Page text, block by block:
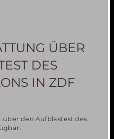
ÜBER
DES
IN ZDF
über den Aufblastest des